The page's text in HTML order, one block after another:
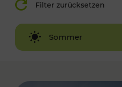
Filter zurücksetzen
Sommer
Winter